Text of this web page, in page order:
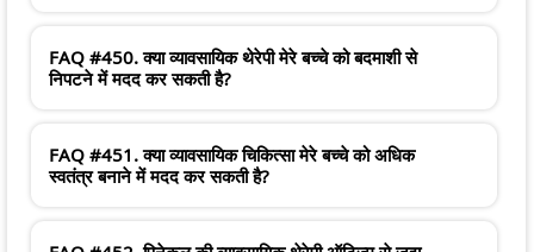
FAQ #450. क्या व्यावसायिक थेरेपी मेरे बच्चे को बदमाशी से
निपटने में मदद कर सकती है?
FAQ #451. क्या व्यावसायिक चिकित्सा मेरे बच्चे को अधिक
स्वतंत्र बनाने में मदद कर सकती है?